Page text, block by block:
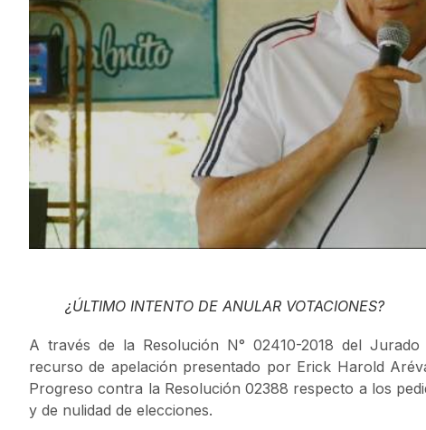
¿ÚLTIMO INTENTO DE ANULAR VOTACIONES?
A través de la Resolución N° 02410-2018 del
recurso de apelación presentado por Erick Harold
Progreso contra la Resolución 02388 respecto a los
y de nulidad de elecciones.